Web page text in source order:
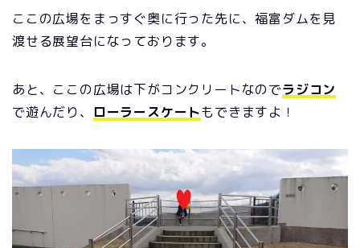
ここの広場をまっすぐ奥に行った先に、福富ダムを見
渡せる展望台になっております。
あと、ここの広場は下がコンクリートなのでラジコン
で遊んだり、 ローラースケートもできますよ！